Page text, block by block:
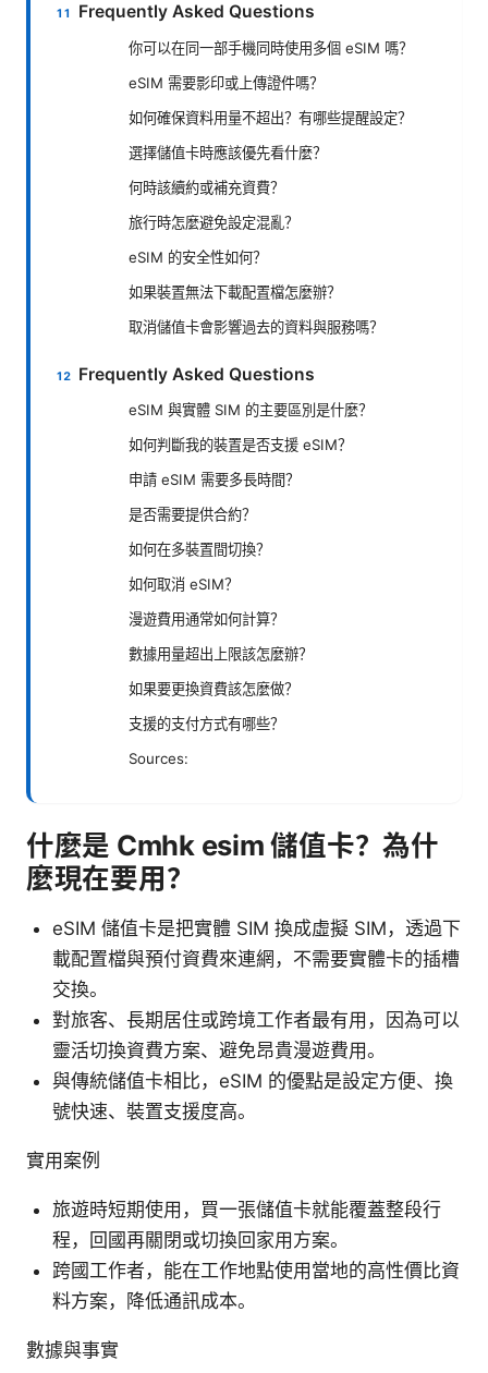
Frequently Asked Questions
你可以在同一部手機同時使用多個 eSIM 嗎？
eSIM 需要影印或上傳證件嗎？
如何確保資料用量不超出？有哪些提醒設定？
選擇儲值卡時應該優先看什麼？
何時該續約或補充資費？
旅行時怎麼避免設定混亂？
eSIM 的安全性如何？
如果裝置無法下載配置檔怎麼辦？
取消儲值卡會影響過去的資料與服務嗎？
Frequently Asked Questions
eSIM 與實體 SIM 的主要區別是什麼？
如何判斷我的裝置是否支援 eSIM？
申請 eSIM 需要多長時間？
是否需要提供合約？
如何在多裝置間切換？
如何取消 eSIM？
漫遊費用通常如何計算？
數據用量超出上限該怎麼辦？
如果要更換資費該怎麼做？
支援的支付方式有哪些？
Sources:
什麼是 Cmhk esim 儲值卡？為什
麼現在要用？
eSIM 儲值卡是把實體 SIM 換成虛擬 SIM，透過下
載配置檔與預付資費來連網，不需要實體卡的插槽
交換。
對旅客、長期居住或跨境工作者最有用，因為可以
靈活切換資費方案、避免昂貴漫遊費用。
與傳統儲值卡相比，eSIM 的優點是設定方便、換
號快速、裝置支援度高。
實用案例
旅遊時短期使用，買一張儲值卡就能覆蓋整段行
程，回國再關閉或切換回家用方案。
跨國工作者，能在工作地點使用當地的高性價比資
料方案，降低通訊成本。
數據與事實